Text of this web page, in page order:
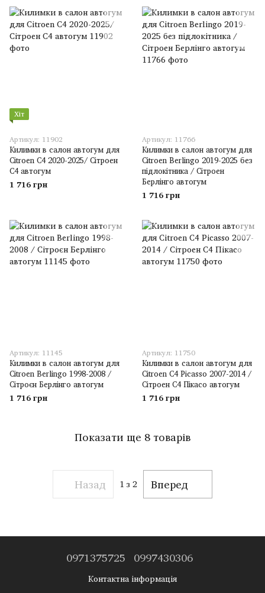
Хіт
Артикул: 11902
Килимки в салон автогум для
Citroen C4 2020-2025/ Сітроен
С4 автогум
1 716 грн
Артикул: 11766
Килимки в салон автогум для
Citroen Berlingo 2019-2025 без
підлокітника / Сітроен
Берлінго автогум
1 716 грн
Артикул: 11145
Килимки в салон автогум для
Citroen Berlingo 1998-2008 /
Сітроєн Берлінго автогум
1 716 грн
Артикул: 11750
Килимки в салон автогум для
Citroen C4 Picasso 2007-2014 /
Сітроен С4 Пікасо автогум
1 716 грн
Показати ще 8 товарів
Назад 1 з 2 Вперед
0971375725 0997430306
Контактна інформація